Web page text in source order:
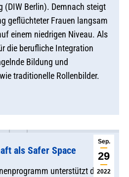
Berlin). Demnach steigt
geflüchteter Frauen langsam
einem niedrigen Niveau. Als
die berufliche Integration
Bildung und
traditionelle Rollenbilder.
Sep.
29
2022
als Safer Space
unterstützt der